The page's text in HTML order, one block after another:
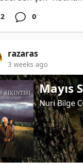
0
razaras
3 weeks ago
Mayıs
Nuri Bilge